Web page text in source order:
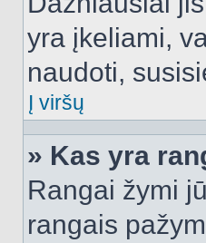
yra įkeliami,
naudoti,
Į viršų
» Kas yra
Rangai žymi
rangais